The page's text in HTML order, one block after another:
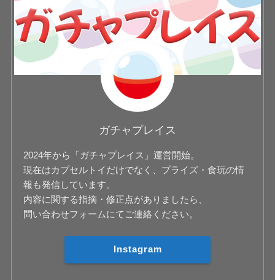
ガチャプレイス
2024年から「ガチャプレイス」運営開始。
現在はカプセルトイだけでなく、プライズ・食玩の情
報も発信しています。
内容に関する指摘・修正点がありましたら、
問い合わせフォームにてご連絡ください。
Instagram